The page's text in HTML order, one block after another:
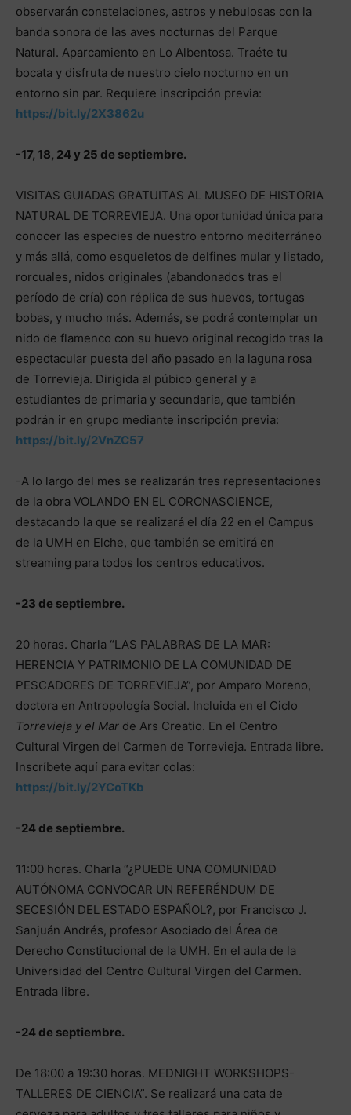
observarán constelaciones, astros y nebulosas con la
banda sonora de las aves nocturnas del Parque
Natural. Aparcamiento en Lo Albentosa. Traéte tu
bocata y disfruta de nuestro cielo nocturno en un
entorno sin par. Requiere inscripción previa:
https://bit.ly/2X3862u
-17, 18, 24 y 25 de septiembre.
VISITAS GUIADAS GRATUITAS AL MUSEO DE HISTORIA
NATURAL DE TORREVIEJA. Una oportunidad única para
conocer las especies de nuestro entorno mediterráneo
y más allá, como esqueletos de delfines mular y listado,
rorcuales, nidos originales (abandonados tras el
período de cría) con réplica de sus huevos, tortugas
bobas, y mucho más. Además, se podrá contemplar un
nido de flamenco con su huevo original recogido tras la
espectacular puesta del año pasado en la laguna rosa
de Torrevieja. Dirigida al púbico general y a
estudiantes de primaria y secundaria, que también
podrán ir en grupo mediante inscripción previa:
https://bit.ly/2VnZC57
-A lo largo del mes se realizarán tres representaciones
de la obra VOLANDO EN EL CORONASCIENCE,
destacando la que se realizará el día 22 en el Campus
de la UMH en Elche, que también se emitirá en
streaming para todos los centros educativos.
-23 de septiembre.
20 horas. Charla “LAS PALABRAS DE LA MAR:
HERENCIA Y PATRIMONIO DE LA COMUNIDAD DE
PESCADORES DE TORREVIEJA”, por Amparo Moreno,
doctora en Antropología Social. Incluida en el Ciclo
Torrevieja y el Mar de Ars Creatio. En el Centro
Cultural Virgen del Carmen de Torrevieja. Entrada libre.
Inscríbete aquí para evitar colas:
https://bit.ly/2YCoTKb
-24 de septiembre.
11:00 horas. Charla “¿PUEDE UNA COMUNIDAD
AUTÓNOMA CONVOCAR UN REFERÉNDUM DE
SECESIÓN DEL ESTADO ESPAÑOL?, por Francisco J.
Sanjuán Andrés, profesor Asociado del Área de
Derecho Constitucional de la UMH. En el aula de la
Universidad del Centro Cultural Virgen del Carmen.
Entrada libre.
-24 de septiembre.
De 18:00 a 19:30 horas. MEDNIGHT WORKSHOPS-
TALLERES DE CIENCIA”. Se realizará una cata de